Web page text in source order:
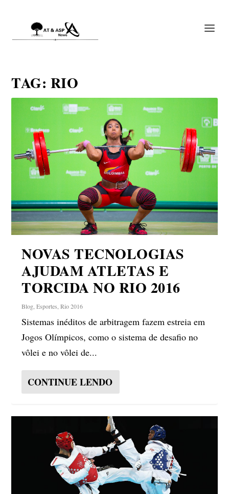
TAG: RIO
NOVAS TECNOLOGIAS
AJUDAM ATLETAS E
TORCIDA NO RIO 2016
Blog ,Esportes ,Rio 2016
Sistemas inéditos de arbitragem fazem estreia em
Jogos Olímpicos, como o sistema de desafio no
vôlei e no vôlei de...
CONTINUE LENDO